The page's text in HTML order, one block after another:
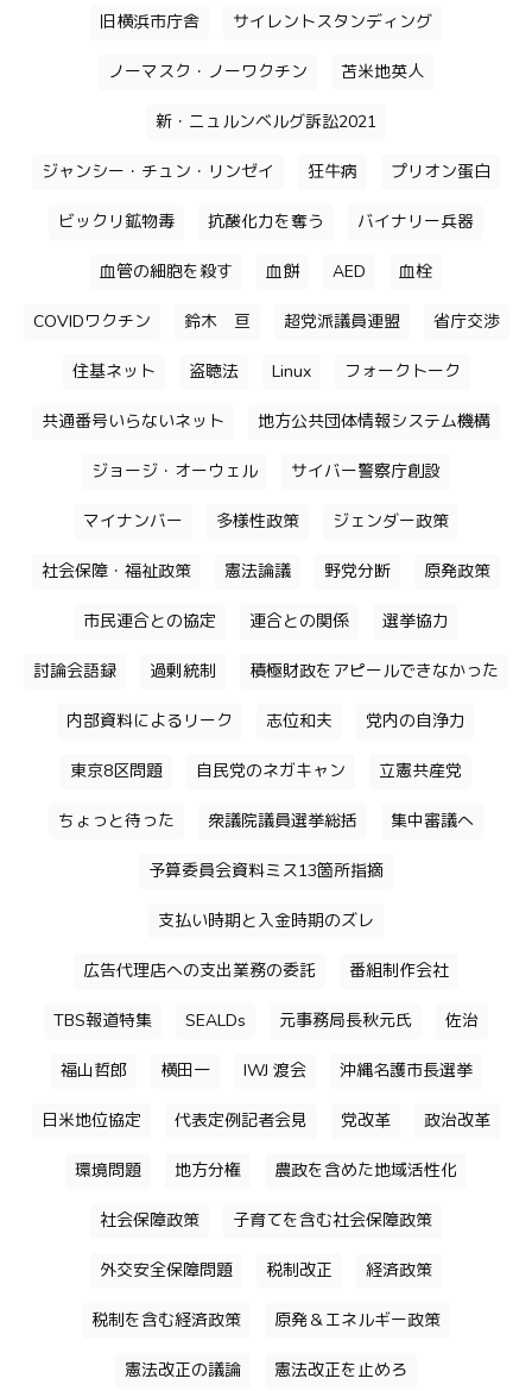
旧横浜市庁舎 サイレントスタンディング
ノーマスク・ノーワクチン 苫米地英人
新・ニュルンベルグ訴訟2021
ジャンシー・チュン・リンゼイ 狂牛病 プリオン蛋白
ビックリ鉱物毒 抗酸化力を奪う バイナリー兵器
血管の細胞を殺す 血餅 AED 血栓
COVIDワクチン 鈴木 亘 超党派議員連盟 省庁交渉
住基ネット 盗聴法 Linux フォークトーク
共通番号いらないネット 地方公共団体情報システム機構
ジョージ・オーウェル サイバー警察庁創設
マイナンバー 多様性政策 ジェンダー政策
社会保障・福祉政策 憲法論議 野党分断 原発政策
市民連合との協定 連合との関係 選挙協力
討論会語録 過剰統制 積極財政をアピールできなかった
内部資料によるリーク 志位和夫 党内の自浄力
東京8区問題 自民党のネガキャン 立憲共産党
ちょっと待った 衆議院議員選挙総括 集中審議へ
予算委員会資料ミス13箇所指摘
支払い時期と入金時期のズレ
広告代理店への支出業務の委託 番組制作会社
TBS報道特集 SEALDs 元事務局長秋元氏 佐治
福山哲郎 横田一 IWJ 渡会 沖縄名護市長選挙
日米地位協定 代表定例記者会見 党改革 政治改革
環境問題 地方分権 農政を含めた地域活性化
社会保障政策 子育てを含む社会保障政策
外交安全保障問題 税制改正 経済政策
税制を含む経済政策 原発＆エネルギー政策
憲法改正の議論 憲法改正を止めろ